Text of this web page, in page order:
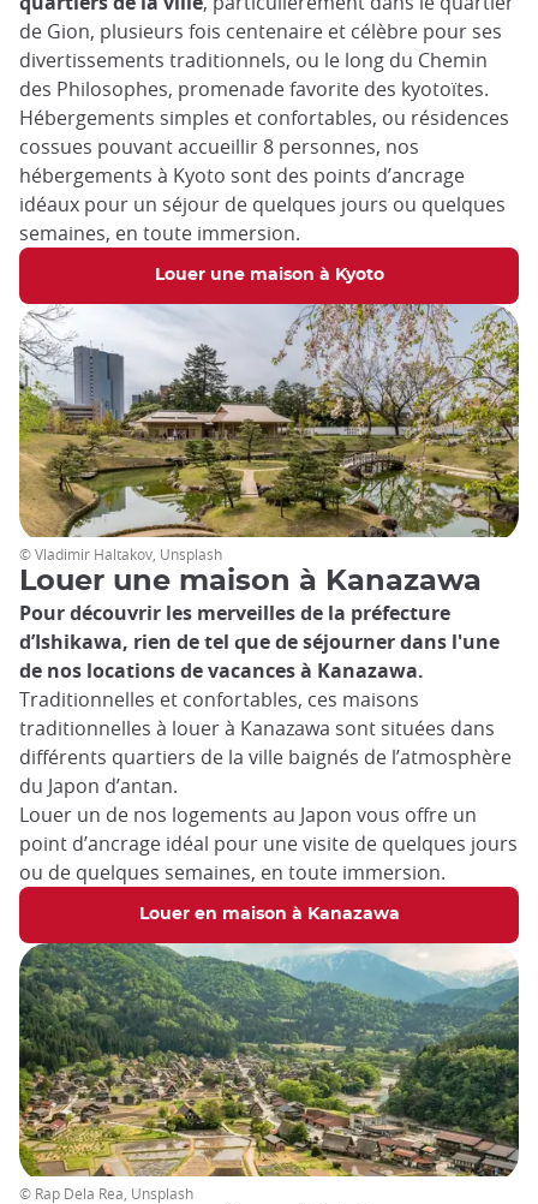
de Gion, plusieurs fois centenaire et célèbre pour ses
divertissements traditionnels, ou le long du Chemin
des Philosophes, promenade favorite des kyotoïtes.
Hébergements simples et confortables, ou résidences
cossues pouvant accueillir 8 personnes, nos
hébergements à Kyoto sont des points d’ancrage
idéaux pour un séjour de quelques jours ou quelques
semaines, en toute immersion.
Louer une maison à Kyoto
Louer une maison à Kanazawa
Pour découvrir les merveilles de la préfecture
d’Ishikawa, rien de tel que de séjourner dans l'une
de nos locations de vacances à Kanazawa.
Traditionnelles et confortables, ces maisons
traditionnelles à louer à Kanazawa sont situées dans
différents quartiers de la ville baignés de l’atmosphère
du Japon d’antan.
Louer un de nos logements au Japon vous offre un
point d’ancrage idéal pour une visite de quelques jours
ou de quelques semaines, en toute immersion.
Louer en maison à Kanazawa
© Vladimir Haltakov, Unsplash
© Rap Dela Rea, Unsplash